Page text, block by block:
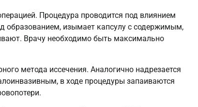
Процедура проводится под влиянием
образованием, изымает капсулу с содержимым,
Врачу необходимо быть максимально
метода иссечения. Аналогично надрезается
в ходе процедуры запаиваются